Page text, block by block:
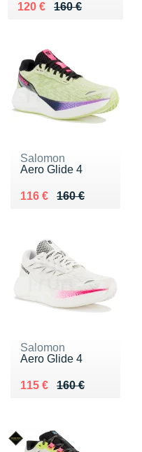
160 €
Au lieu de 160 €
120 €
Vendu 120 €
Salomon
Aero Glide 4
160 €
Au lieu de 160 €
116 €
Vendu 116 €
Salomon
Aero Glide 4
160 €
Au lieu de 160 €
115 €
Vendu 115 €